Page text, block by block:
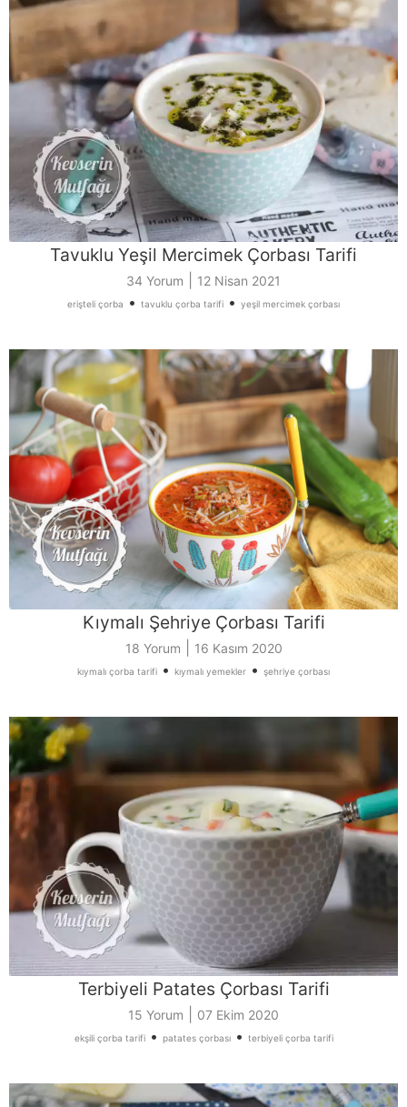
Tavuklu Yeşil Mercimek Çorbası Tarifi
34 Yorum 12 Nisan 2021
erişteli çorba • tavuklu çorba tarifi • yeşil mercimek çorbası
Kıymalı Şehriye Çorbası Tarifi
18 Yorum 16 Kasım 2020
kıymalı çorba tarifi • kıymalı yemekler • şehriye çorbası
Terbiyeli Patates Çorbası Tarifi
15 Yorum 07 Ekim 2020
ekşili çorba tarifi• patates çorbası• terbiyeli çorba tarifi